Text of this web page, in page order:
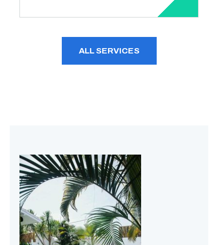
ALL SERVICES